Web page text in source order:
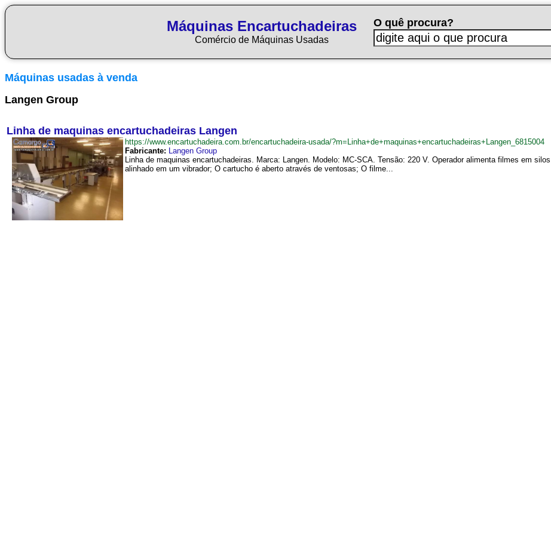
Máquinas Encartuchadeiras
Comércio de Máquinas Usadas
O quê procura?
Máquinas usadas à venda
Langen Group
Linha de maquinas encartuchadeiras Langen
https://www.encartuchadeira.com.br/encartuchadeira-usada/?m=Linha+de+maquinas+encartuchadeiras+Langen_6815004
Fabricante: Langen Group
Linha de maquinas encartuchadeiras. Marca: Langen. Modelo: MC-SCA. Tensão: 220 V. Operador alimenta filmes em
alinhado em um vibrador; O cartucho é aberto através de ventosas; O filme...